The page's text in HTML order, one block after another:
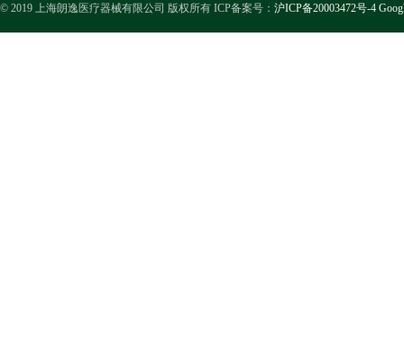
© 2019 上海朗逸医疗器械有限公司 版权所有 ICP备案号： 沪ICP备20003472号-4